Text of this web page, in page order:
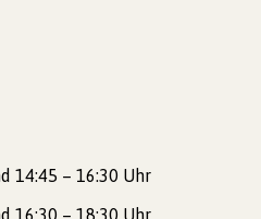
14:45 – 16:30 Uhr
16:30 – 18:30 Uhr